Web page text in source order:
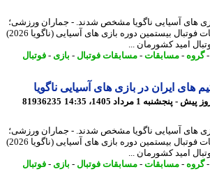
های آسیایی ناگویا مشخص شدند. - جماران ورزشی؛
مراسم قرعه کشی مسابقات فوتبال بیستمین دوره بازی های آسیایی (ناگویا 2026)
امید کشورمان ...
- مسابقات-مسابقات فوتبال-بازی - فوتبال
ایران در بازی های آسیایی ناگویا
81936235
های آسیایی ناگویا مشخص شدند. - جماران ورزشی؛
مراسم قرعه کشی مسابقات فوتبال بیستمین دوره بازی های آسیایی (ناگویا 2026)
امید کشورمان ...
- مسابقات-مسابقات فوتبال-بازی - فوتبال